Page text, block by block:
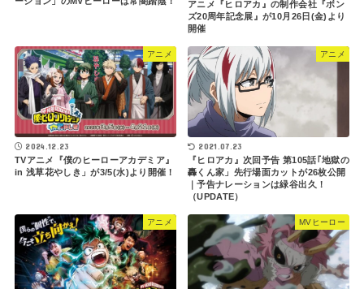
アニメ『ヒロアカ』の制作会社『ボン
ズ20周年記念展』が10月26日(金)より
開催
アニメ
2024.12.23
TVアニメ『僕のヒーローアカデミア』
in 浅草花やしき」が3/5(水)より開催！
アニメ
2021.07.23
『ヒロアカ』次回予告 第105話｢地獄の
轟くん家」先行場面カットが26枚公開
｜予告ナレーションは緑谷出久！
（UPDATE）
アニメ MVヒーロー